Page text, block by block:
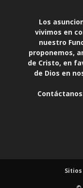
Los
vivimos en
nuestro
proponemos,
de Cristo, en
de Dios en